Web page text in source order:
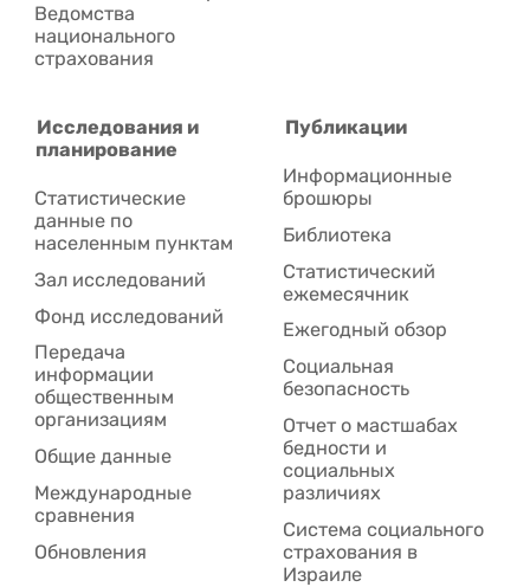
Ведомства
национального
страхования
Исследования и
планирование
Статистические
данные по
населенным пунктам
Зал исследований
Фонд исследований
Передача
информации
общественным
организациям
Общие данные
Международные
сравнения
Обновления
Публикации
Информационные
брошюры
Библиотека
Статистический
ежемесячник
Ежегодный обзор
Социальная
безопасность
Отчет о мастшабах
бедности и
социальных
различиях
Система социального
страхования в
Израиле